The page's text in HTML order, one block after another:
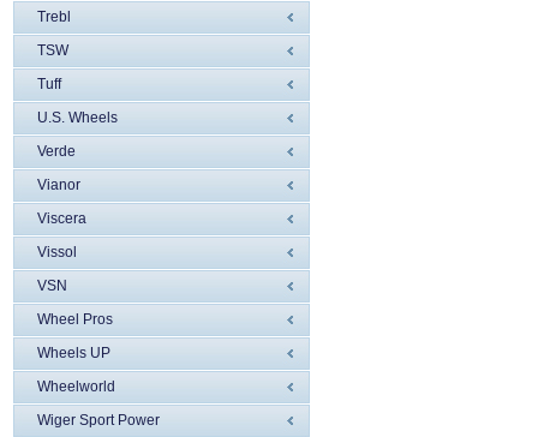
Trebl
TSW
Tuff
U.S. Wheels
Verde
Vianor
Viscera
Vissol
VSN
Wheel Pros
Wheels UP
Wheelworld
Wiger Sport Power